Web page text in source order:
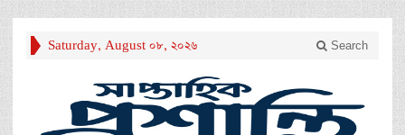
Saturday, August 08, 2026 Search